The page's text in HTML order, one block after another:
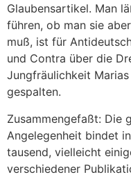
Glaubensartikel. Man
führen, ob man sie
muß, ist für
und Contra über die
Jungfräulichkeit
gespalten.
Zusammengefaßt: Die
Angelegenheit bindet
tausend, vielleicht
verschiedener